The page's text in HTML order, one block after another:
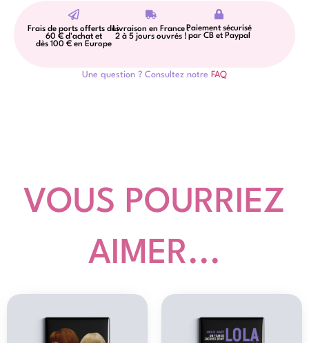
Frais de ports offerts dès
60 € d'achat et
dès 100 € en Europe
Livraison en France :
2 à 5 jours ouvrés !
Paiement sécurisé
par CB et Paypal
Une question ? Consultez notre FAQ
VOUS POURRIEZ
AIMER...